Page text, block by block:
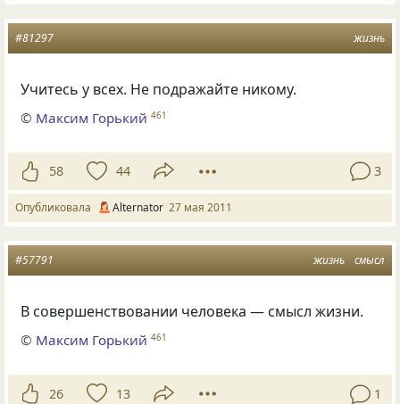
жизнь
#81297
Учитесь у всех. Не подражайте никому.
© Максим Горький 461
58 44 3
Опубликовала Alternator 27 мая 2011
жизнь смысл
#57791
В совершенствовании человека — смысл жизни.
© Максим Горький 461
26 13 1